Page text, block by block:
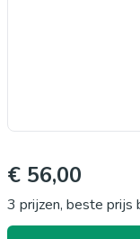
€ 56,00
3 prijzen, beste prijs